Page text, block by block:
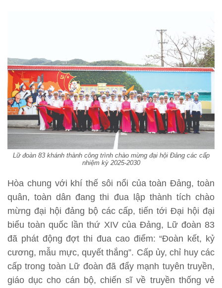
Lữ đoàn 83 khánh thành công trình chào mừng đại hội Đảng các cấp
nhiệm kỳ 2025-2030
Hòa chung với khí thế sôi nổi của toàn Đảng, toàn
quân, toàn dân đang thi đua lập thành tích chào
mừng đại hội đảng bộ các cấp, tiến tới Đại hội đại
biểu toàn quốc lần thứ XIV của Đảng, Lữ đoàn 83
đã phát động đợt thi đua cao điểm: “Đoàn kết, kỷ
cương, mẫu mực, quyết thắng”. Cấp ủy, chỉ huy các
cấp trong toàn Lữ đoàn đã đẩy mạnh tuyên truyền,
giáo dục cho cán bộ, chiến sĩ về truyền thống vẻ